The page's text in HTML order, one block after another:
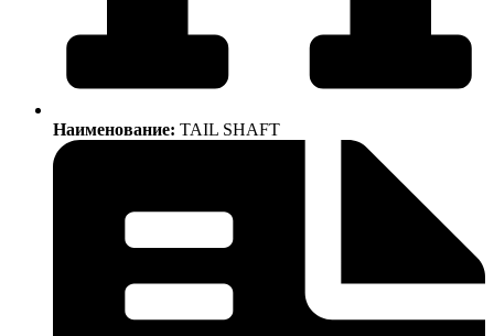
Наименование: TAIL SHAFT